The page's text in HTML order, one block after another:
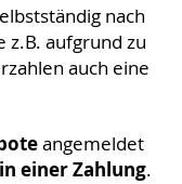
nach
z.B. aufgrund zu
auch eine
angemeldet
einer Zahlung.